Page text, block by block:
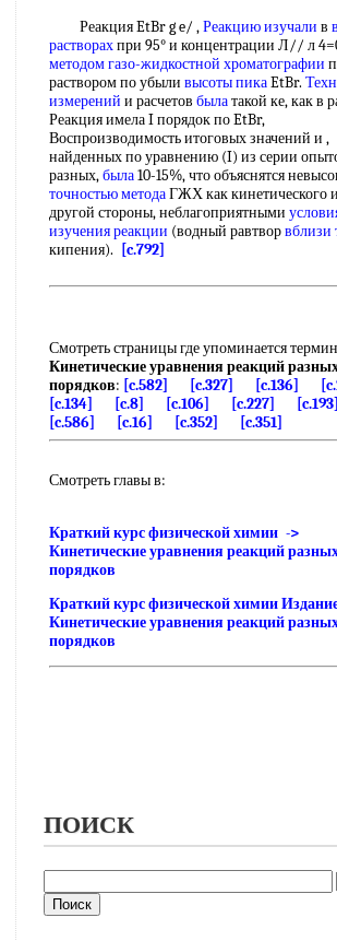
Реакция EtBr g e/ ,Реакцию изучали в
растворахпри 95° и концентрации Л// л
методом газо-жидкостной хроматографии
раствором по убыли высоты пикаEtBr.
измерений и расчетов былатакой ке, как в
Реакция имела I порядок по EtBr,
Воспроизводимость итоговых значений и ,
найденных по уравнению (I) из серии
разных,была10-15%, что объяснятся
точностью методаГЖХ как кинетического
другой стороны, неблагоприятными
изучения реакции (водный равтворвблизи
кипения).
[c.792]
Смотреть страницы где упоминается термин
Кинетические уравнения реакций
порядков: [c.582] [c.327] [c.136]
[c.134]
[c.8] [c.106] [c.227]
[c.193]
[c.586]
[c.16] [c.352] [c.351]
Смотреть главы в:
Краткий курс физической химии ->
Кинетические уравнения реакций
порядков
Краткий курс физической химии
Кинетические уравнения реакций
порядков
ПОИСК